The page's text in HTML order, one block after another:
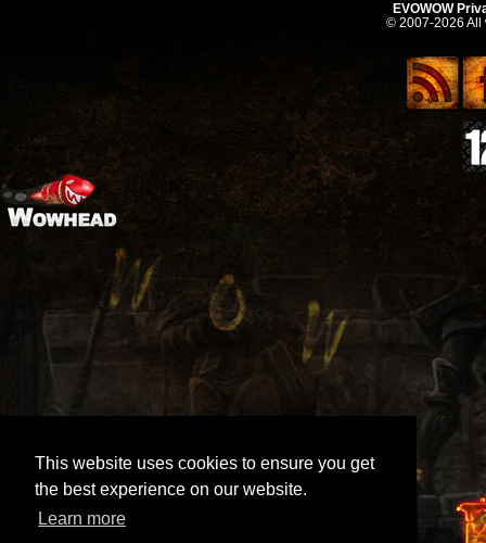
This website uses cookies to ensure you get
the best experience on our website.
Learn more
EVOWOW
© 2007-2026 All